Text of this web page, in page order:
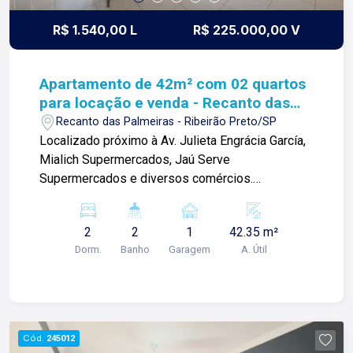
R$ 1.540,00 L R$ 225.000,00 V
Apartamento de 42m² com 02 quartos
para locação e venda - Recanto das
Palmeiras
Recanto das Palmeiras - Ribeirão Preto/SP
Localizado próximo à Av. Julieta Engrácia García,
Mialich Supermercados, Jaú Serve
Supermercados e diversos comércios.
armários sendo 01 climatizado; -Sala com
ventilador; -01 banheiro social com box; -Cozinha
planejada; -Área de serviço; -01 vaga de garagem.
verdadeiro sentido de tudo que fazemos. Todos
os dias construímos laços fortes e indeléveis
2
Dorm.
2
Banho
1
Garagem
42.35 m²
A. Útil
Cód. 245012